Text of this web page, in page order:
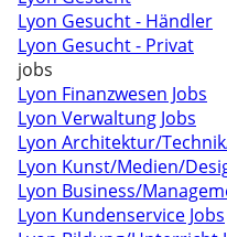
Lyon Gesucht - Händler
Lyon Gesucht - Privat
jobs
Lyon Finanzwesen Jobs
Lyon Verwaltung Jobs
Lyon Architektur/
Lyon Kunst/Medien/
Lyon Business/
Lyon Kundenservice Jobs